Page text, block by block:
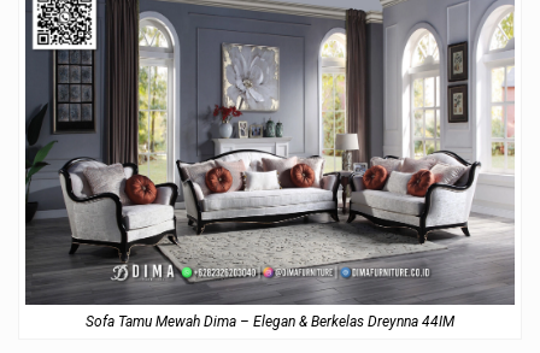
Sofa Tamu Mewah Dima – Elegan & Berkelas Dreynna 44IM